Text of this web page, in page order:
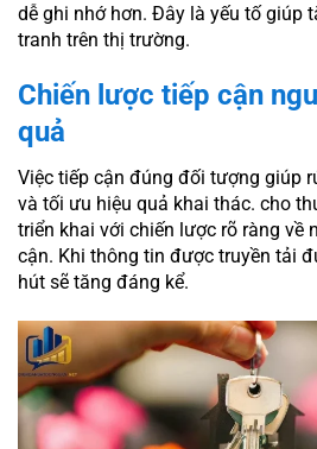
dễ ghi nhớ hơn. Đây là yếu tố giúp
tranh trên thị trường.
Chiến lược tiếp cận
quả
Việc tiếp cận đúng đối tượng giúp
và tối ưu hiệu quả khai thác. cho
triển khai với chiến lược rõ ràng về
cận. Khi thông tin được truyền tải
hút sẽ tăng đáng kể.